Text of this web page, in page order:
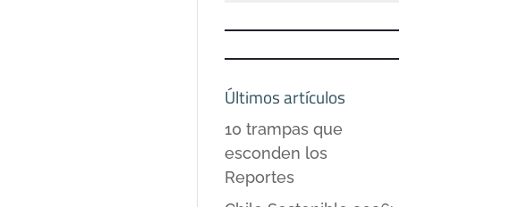
Últimos artículos
10 trampas que
esconden los
Reportes